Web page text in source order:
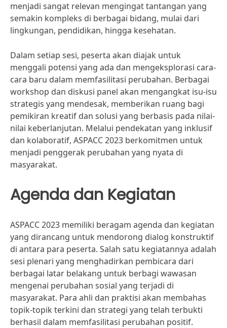
menjadi sangat relevan mengingat tantangan yang
semakin kompleks di berbagai bidang, mulai dari
lingkungan, pendidikan, hingga kesehatan.
Dalam setiap sesi, peserta akan diajak untuk
menggali potensi yang ada dan mengeksplorasi cara-
cara baru dalam memfasilitasi perubahan. Berbagai
workshop dan diskusi panel akan mengangkat isu-isu
strategis yang mendesak, memberikan ruang bagi
pemikiran kreatif dan solusi yang berbasis pada nilai-
nilai keberlanjutan. Melalui pendekatan yang inklusif
dan kolaboratif, ASPACC 2023 berkomitmen untuk
menjadi penggerak perubahan yang nyata di
masyarakat.
Agenda dan Kegiatan
ASPACC 2023 memiliki beragam agenda dan kegiatan
yang dirancang untuk mendorong dialog konstruktif
di antara para peserta. Salah satu kegiatannya adalah
sesi plenari yang menghadirkan pembicara dari
berbagai latar belakang untuk berbagi wawasan
mengenai perubahan sosial yang terjadi di
masyarakat. Para ahli dan praktisi akan membahas
topik-topik terkini dan strategi yang telah terbukti
berhasil dalam memfasilitasi perubahan positif.